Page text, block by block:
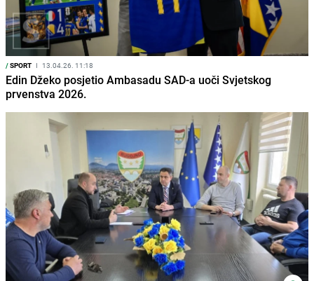
/SPORT I 13.04.26. 11:18
Edin Džeko posjetio Ambasadu SAD-a uoči Svjetskog
prvenstva 2026.